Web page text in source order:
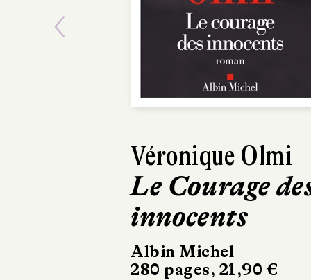
Carlo Greppi
Un homme
mots
JC Lattès
454 pages, 22,90 €
Previous